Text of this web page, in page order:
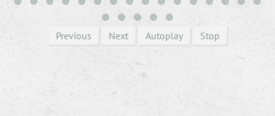
Previous Next Autoplay Stop